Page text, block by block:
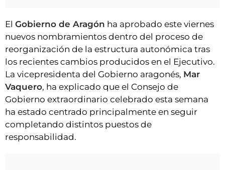
CLUB DEL AMIGO MILITANTE
INICIAR SESIÓN
El Gobierno de Aragón ha aprobado este viernes
nuevos nombramientos dentro del proceso de
reorganización de la estructura autonómica tras
los recientes cambios producidos en el Ejecutivo.
La vicepresidenta del Gobierno aragonés, Mar
Vaquero, ha explicado que el Consejo de
Gobierno extraordinario celebrado esta semana
ha estado centrado principalmente en seguir
completando distintos puestos de
responsabilidad.